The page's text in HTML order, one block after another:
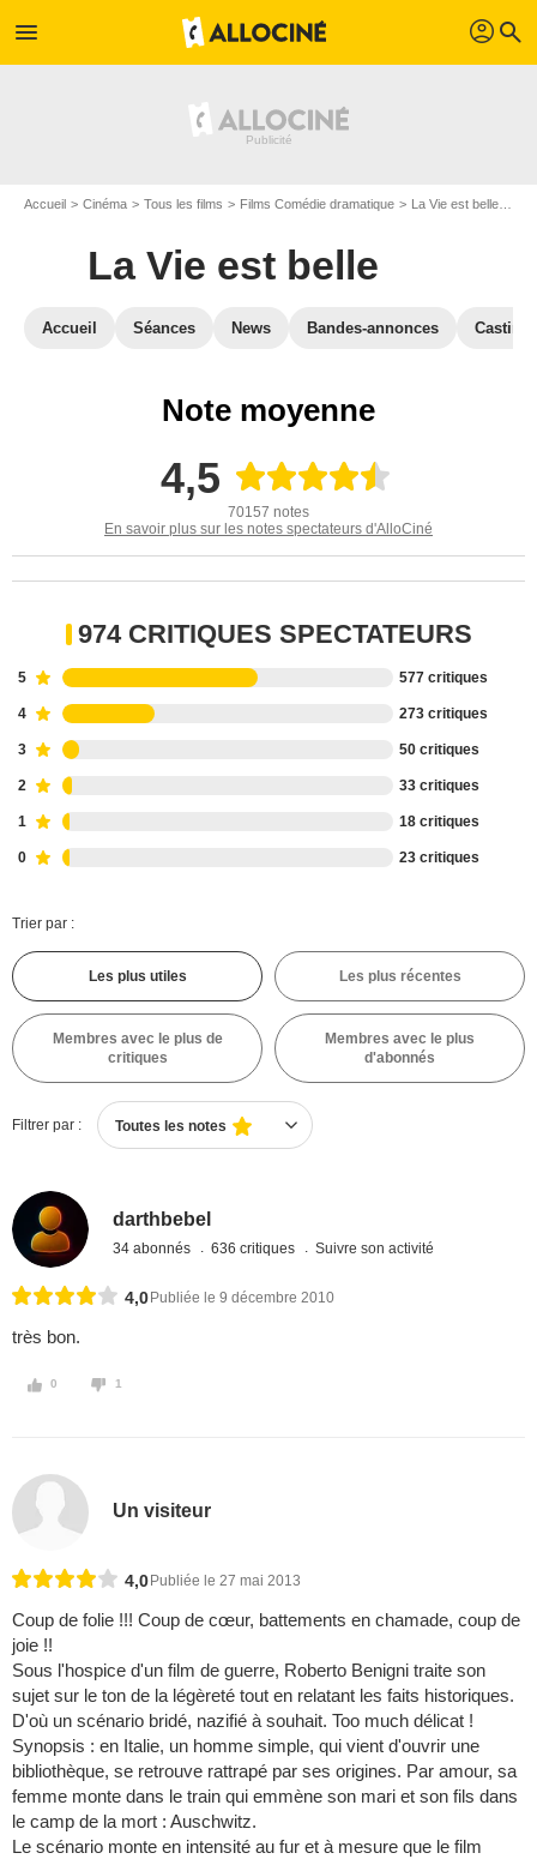
menu profil search
Accueil Cinéma Tous les films Films Comédie dramatique La Vie est belle
La Vie est belle
Accueil Séances News Bandes-annonces Casting
Note moyenne
4,5
70157 notes
En savoir plus sur les notes spectateurs d'AlloCiné
974 CRITIQUES SPECTATEURS
5 577 critiques
4 273 critiques
3 50 critiques
2 33 critiques
1 18 critiques
0 23 critiques
Trier par :
Les plus utiles Les plus récentes
Membres avec le plus de
critiques
Membres avec le plus
d'abonnés
Filtrer par : Toutes les notes
darthbebel
34 abonnés 636 critiques Suivre son activité
4,0 Publiée le 9 décembre 2010
très bon.
0 1
Un visiteur
4,0 Publiée le 27 mai 2013
Coup de folie !!! Coup de cœur, battements en chamade, coup de
joie !!
Sous l'hospice d'un film de guerre, Roberto Benigni traite son
sujet sur le ton de la légèreté tout en relatant les faits historiques.
D'où un scénario bridé, nazifié à souhait. Too much délicat !
Synopsis : en Italie, un homme simple, qui vient d'ouvrir une
bibliothèque, se retrouve rattrapé par ses origines. Par amour, sa
femme monte dans le train qui emmène son mari et son fils dans
le camp de la mort : Auschwitz.
Le scénario monte en intensité au fur et à mesure que le film